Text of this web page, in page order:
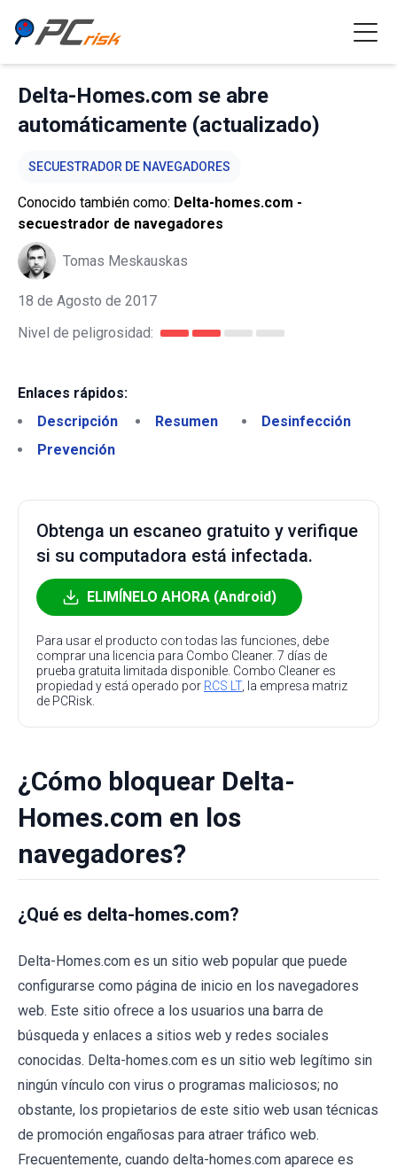
Delta-Homes.com se abre
automáticamente (actualizado)
SECUESTRADOR DE NAVEGADORES
Conocido también como: Delta-homes.com -
secuestrador de navegadores
Tomas Meskauskas
18 de Agosto de 2017
Nivel de peligrosidad:
Enlaces rápidos:
Descripción
Resumen
Desinfección
Prevención
Obtenga un escaneo gratuito y verifique
si su computadora está infectada.
ELIMÍNELO AHORA (Android)
Para usar el producto con todas las funciones, debe
comprar una licencia para Combo Cleaner. 7 días de
prueba gratuita limitada disponible. Combo Cleaner es
propiedad y está operado por RCS LT, la empresa matriz
de PCRisk.
¿Cómo bloquear Delta-
Homes.com en los
navegadores?
¿Qué es delta-homes.com?
Delta-Homes.com es un sitio web popular que puede
configurarse como página de inicio en los navegadores
web. Este sitio ofrece a los usuarios una barra de
búsqueda y enlaces a sitios web y redes sociales
conocidas. Delta-homes.com es un sitio web legítimo sin
ningún vínculo con virus o programas maliciosos; no
obstante, los propietarios de este sitio web usan técnicas
de promoción engañosas para atraer tráfico web.
Frecuentemente, cuando delta-homes.com aparece es